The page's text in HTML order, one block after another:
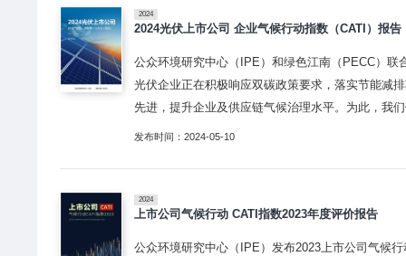
2024
2024光伏上市公司 企业气候行动指数（CATI）报告
公众环境研究中心（IPE）和绿色江南（PECC）
光伏企业正在积极响应双碳政策要求，落实节能减
先进，提升企业及供应链气候治理水平。为此，我
发布时间：2024-05-10
2024
上市公司气候行动 CATI指数2023年度评价报告
公众环境研究中心（IPE）发布2023上市公司气候